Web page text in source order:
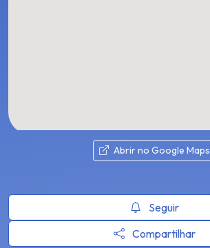
Abrir no Google Maps
Seguir
Compartilhar